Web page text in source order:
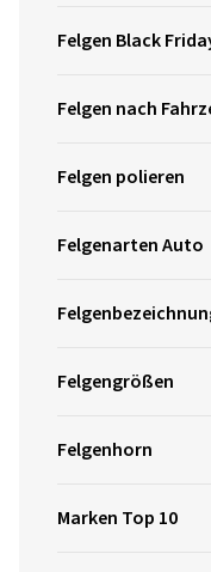
Felgen Black
Felgen nach
Felgen polieren
Felgenarten Auto
Felgengrößen
Felgenhorn
Marken Top 10